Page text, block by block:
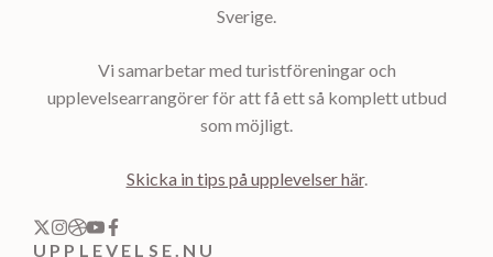
Sverige.
Vi samarbetar med turistföreningar och
upplevelsearrangörer för att få ett så komplett utbud
som möjligt.
Skicka in tips på upplevelser här.
UPPLEVELSE.NU